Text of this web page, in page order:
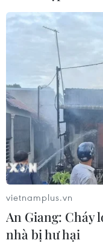
Singapore và
quốc phòng
20/10/2020 11:06
Trong chuyến thăm
Quốc phòng
đồng cấp Ng Eng
Singapore.
vietnamplus.vn
An Giang: Cháy
nhà bị hư hại